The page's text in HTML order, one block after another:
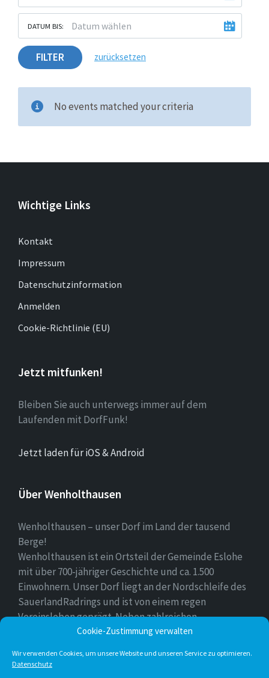
Cookie-Zustimmung verwalten
Wir verwenden Cookies, um unsere Website und unseren Service zu optimieren.
Datenschutz
DATUM BIS:
FILTER zurücksetzen
No events matched your criteria
Wichtige Links
Kontakt
Impressum
Datenschutzinformation
Anmelden
Cookie-Richtlinie (EU)
Jetzt mitfunken!
Bleiben Sie auch unterwegs immer auf dem
Laufenden mit DorfFunk!
Jetzt laden für iOS & Android
Über Wenholthausen
Wenholthausen – unser Dorf im Land der tausend
Berge!
Wenholthausen ist ein Ortsteil der Gemeinde Eslohe
mit über 700-jähriger Geschichte und ca. 1.500
Einwohnern. Unser Dorf liegt an der Nordschleife des
SauerlandRadrings und ist von einem regen
Vereinsleben geprägt. Neben zahlreichen
Freizeitmöglichkeiten ist unser Ort für sein